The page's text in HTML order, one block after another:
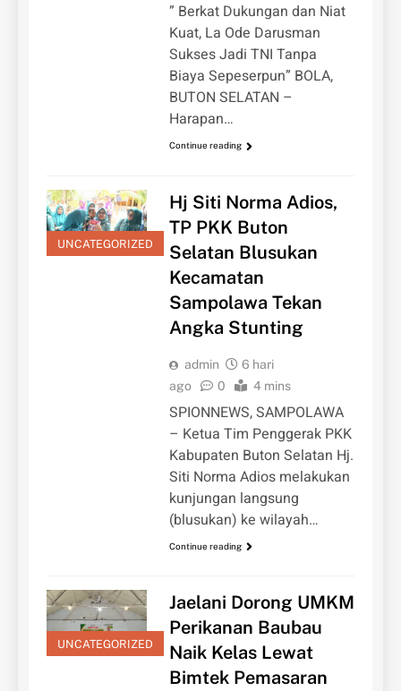
” Berkat Dukungan dan Niat
Kuat, La Ode Darusman
Sukses Jadi TNI Tanpa
Biaya Sepeserpun” BOLA,
BUTON SELATAN –
Harapan…
Continue reading
UNCATEGORIZED
Hj Siti Norma Adios,
TP PKK Buton
Selatan Blusukan
Kecamatan
Sampolawa Tekan
Angka Stunting
admin
6 hari
ago
0 4 mins
SPIONNEWS, SAMPOLAWA
– Ketua Tim Penggerak PKK
Kabupaten Buton Selatan Hj.
Siti Norma Adios melakukan
kunjungan langsung
(blusukan) ke wilayah…
Continue reading
UNCATEGORIZED
Jaelani Dorong UMKM
Perikanan Baubau
Naik Kelas Lewat
Bimtek Pemasaran